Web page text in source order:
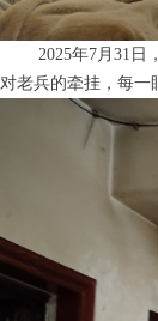
2025年7月31日，
对老兵的牵挂，每一